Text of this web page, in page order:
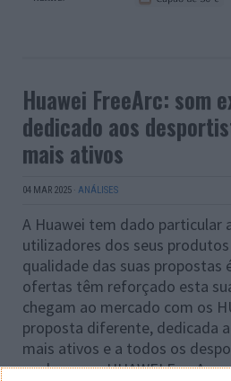
Huawei FreeArc: som
dedicado aos
mais ativos
04 MAR 2025 · ANÁLISES
A Huawei tem dado particular
utilizadores dos seus
qualidade das suas propostas
ofertas têm reforçado esta
chegam ao mercado com os
proposta diferente, dedicada
mais ativos e a todos os
conhecer os HUAWEI FreeArc.